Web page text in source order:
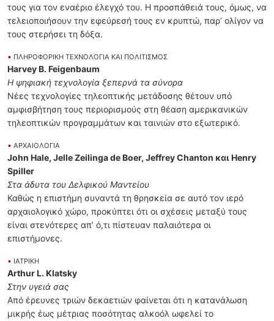
τους για τον εναέριο έλεγχό του. Η προσπάθειά τους, όμως, να
τελειοποιήσουν την εφεύρεσή τους εν κρυπτώ, παρ’ ολίγον να
τους στερήσει τη δόξα.
• ΠΛΗΡΟΦΟΡΙΚΗ ΤΕΧΝΟΛΟΓΙΑ ΚΑΙ ΠΟΛΙΤΙΣΜΟΣ
Harvey B. Feigenbaum
Η ψηφιακή τεχνολογία ξεπερνά τα σύνορα
Νέες τεχνολογίες τηλεοπτικής μετάδοσης θέτουν υπό
αμφισβήτηση τους περιορισμούς στη θέαση αμερικανικών
τηλεοπτικών προγραμμάτων και ταινιών στο εξωτερικό.
• ΑΡΧΑΙΟΛΟΓΙΑ
John Hale, Jelle Zeilinga de Boer, Jeffrey Chanton και Henry
Spiller
Στα άδυτα του Δελφικού Μαντείου
Καθώς η επιστήμη συναντά τη θρησκεία σε αυτό τον ιερό
αρχαιολογικό χώρο, προκύπτει ότι οι σχέσεις μεταξύ τους
είναι στενότερες απ’ ό,τι πίστευαν παλαιότερα οι
επιστήμονες.
• ΙΑΤΡΙΚΗ
Arthur L. Klatsky
Στην υγειά σας
Από έρευνες τριών δεκαετιών φαίνεται ότι η κατανάλωση
μικρής έως μέτριας ποσότητας αλκοόλ ωφελεί το